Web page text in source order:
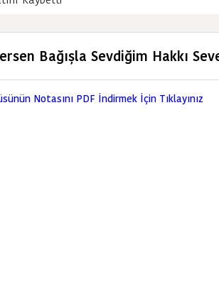
Bağışla Sevdiğim Hakkı
Notasını PDF İndirmek İçin Tıklayınız